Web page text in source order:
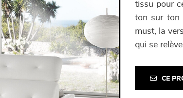
tissu pour
ton sur ton
must, la
qui se
CE